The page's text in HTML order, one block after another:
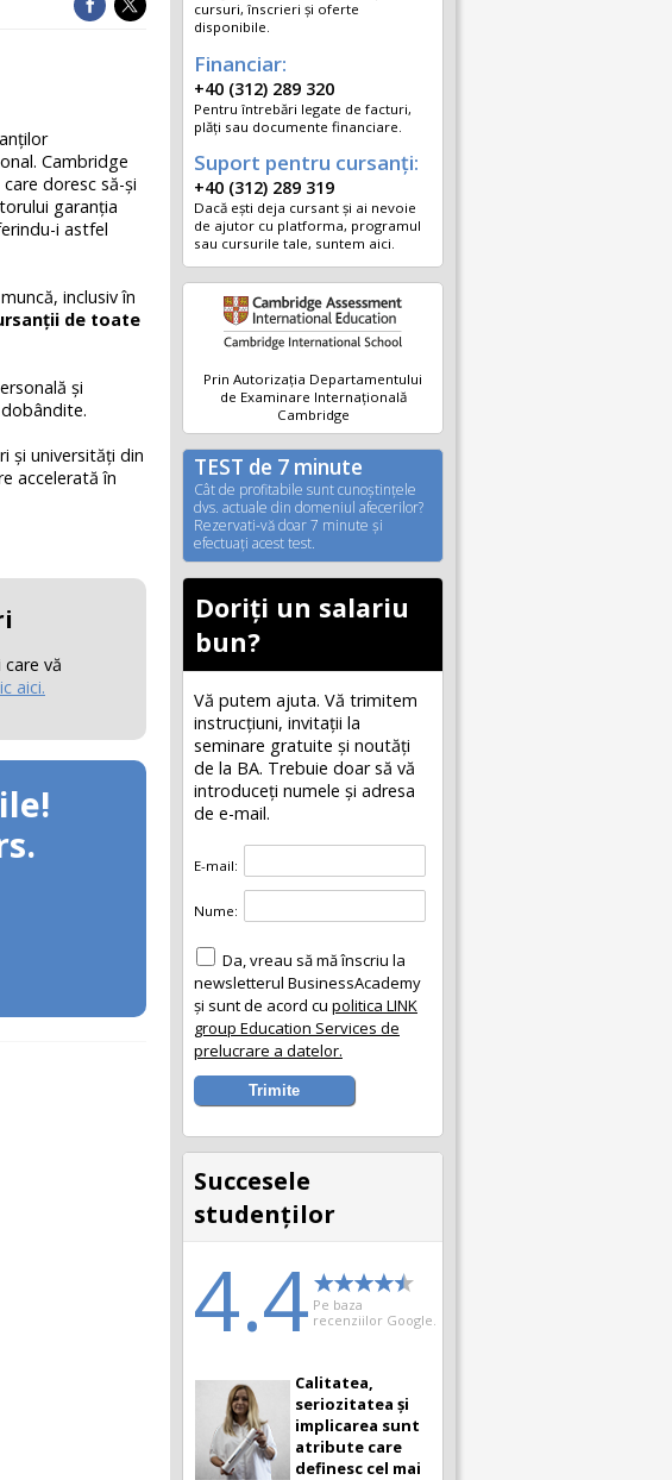
Cambridge
doresc să-şi
garanţia
i astfel
inclusiv în
de toate
şi
şi universităţi din
accelerată în
vă
aici.
cursuri, înscrieri și oferte
disponibile.
Financiar:
+40 (312) 289 320
Pentru întrebări legate de facturi,
plăți sau documente financiare.
Suport pentru cursanți:
+40 (312) 289 319
Dacă ești deja cursant și ai nevoie
de ajutor cu platforma, programul
sau cursurile tale, suntem aici.
Prin Autorizația Departamentului
de Examinare Internațională
Cambridge
TEST de 7 minute
Cât de profitabile sunt cunoştinţele
dvs. actuale din domeniul afecerilor?
Rezervati-vă doar 7 minute şi
efectuaţi acest test.
Doriți un salariu
bun?
Vă putem ajuta. Vă trimitem
instrucțiuni, invitaţii la
seminare gratuite şi noutăţi
de la BA. Trebuie doar să vă
introduceţi numele și adresa
de e-mail.
E-mail:
Nume:
Da, vreau să mă înscriu la
newsletterul BusinessAcademy
și sunt de acord cu politica LINK
group Education Services de
prelucrare a datelor.
Succesele
studenţilor
4.4 Pe baza
recenziilor Google.
Calitatea,
seriozitatea și
implicarea sunt
atribute care
definesc cel mai